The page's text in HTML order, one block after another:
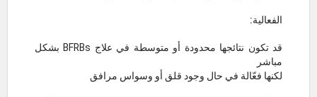
الفعالية:
قد تكون نتائجها محدودة أو متوسطة في علاج BFRBs بشكل
مباشر
لكنها فعّالة في حال وجود قلق أو وسواس مرافق